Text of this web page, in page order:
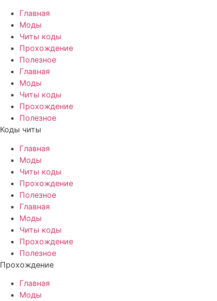
Главная
Моды
Читы коды
Прохождение
Полезное
Главная
Моды
Читы коды
Прохождение
Полезное
Коды читы
Главная
Моды
Читы коды
Прохождение
Полезное
Главная
Моды
Читы коды
Прохождение
Полезное
Прохождение
Главная
Моды